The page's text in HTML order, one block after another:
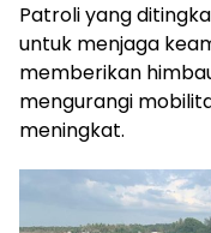
Patroli yang
untuk menjaga
memberikan
mengurangi
meningkat.